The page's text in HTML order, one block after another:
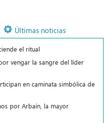
Últimas noticias
el ritual
vengar la sangre del líder
en caminata simbólica de
por Arbaín, la mayor